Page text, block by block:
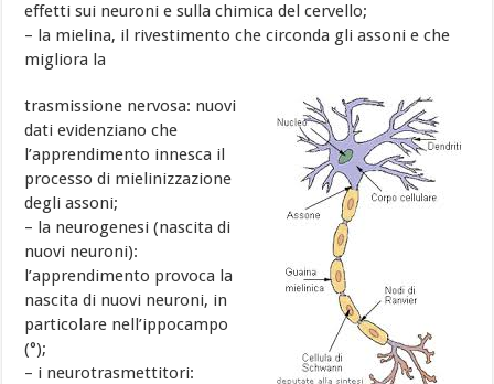
effetti sui neuroni e sulla chimica del cervello;
– la mielina, il rivestimento che circonda gli assoni e che
migliora la
trasmissione nervosa: nuovi
dati evidenziano che
l’apprendimento innesca il
processo di mielinizzazione
degli assoni;
– la neurogenesi (nascita di
nuovi neuroni):
l’apprendimento provoca la
nascita di nuovi neuroni, in
particolare nell’ippocampo
(°);
– i neurotrasmettitori: